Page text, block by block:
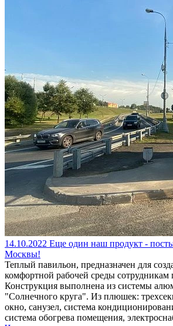
14.10.2022 Еще один наш продукт -
Москвы!
Теплый павильон, предназначен для
комфортной рабочей среды сотрудникам
Конструкция выполнена из системы
"Солнечного круга". Из плюшек:
окно, санузел, система
система обогрева помещения,